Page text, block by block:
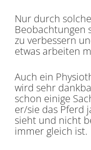
Nur durch
Beobachtungen
zu verbessern
etwas arbeiten
Auch ein
wird sehr
schon einige
er/sie das Pferd
sieht und nicht
immer gleich ist.